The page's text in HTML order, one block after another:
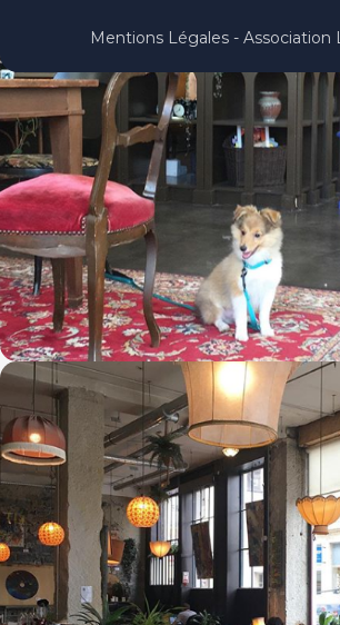
Mentions Légales - Association